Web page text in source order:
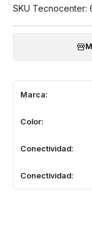
SKU Tecnocenter:
Marca:
Color:
Conectividad:
Conectividad: